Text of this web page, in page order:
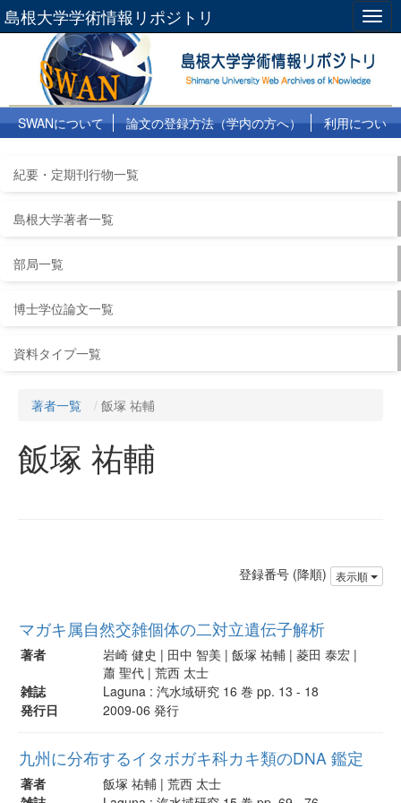
島根大学学術情報リポジトリ
SWANについて 論文の登録方法（学内の方へ）
利用につい
紀要・定期刊行物一覧
島根大学著者一覧
部局一覧
博士学位論文一覧
資料タイプ一覧
著者一覧 飯塚 祐輔
飯塚 祐輔
登録番号 (降順) 表示順
マガキ属自然交雑個体の二対立遺伝子解析
著者
岩崎 健史 | 田中 智美 | 飯塚 祐輔 | 菱田 泰宏 |
蕭 聖代 | 荒西 太士
雑誌
Laguna : 汽水域研究 16 巻 pp. 13 - 18
発行日
2009-06 発行
九州に分布するイタボガキ科カキ類のDNA 鑑定
著者
飯塚 祐輔 | 荒西 太士